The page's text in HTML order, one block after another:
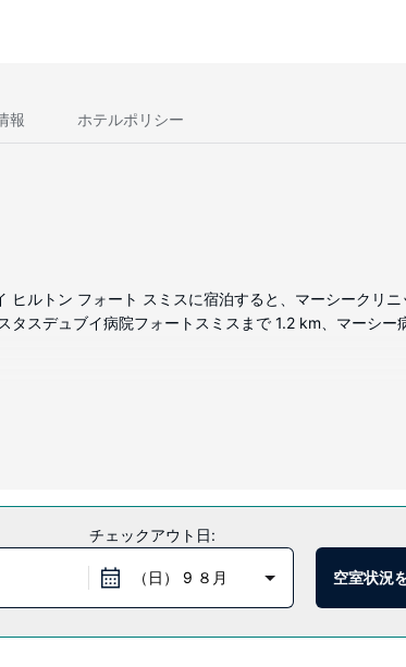
報 ホテルポリシー
ルトン フォート スミスに宿泊すると、マーシークリ
スデュブイ病院フォートスミスまで 1.2 km、マーシ
たキッチンがあり、ゆったりおくつろぎいただけます
ます。
チェックアウト日:
（日） 9 ８月 空室状況